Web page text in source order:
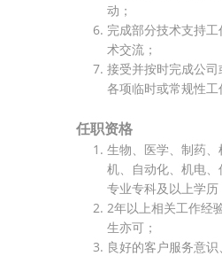
动；
完成部分技术支持
术交流；
接受并按时完成公
各项临时或常规性工
任职资格
生物、医学、制药
机、自动化、机电
专业专科及以上学历
2年以上相关工作经
生亦可；
良好的客户服务意